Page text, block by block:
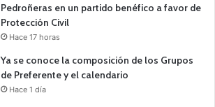
Pedroñeras en un partido benéfico a favor de
Protección Civil
Hace 17 horas
Ya se conoce la composición de los Grupos
de Preferente y el calendario
Hace 1 día